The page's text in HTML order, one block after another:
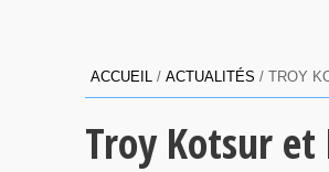
ACCUEIL / ACTUALITÉS / TROY
Troy Kotsur